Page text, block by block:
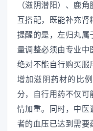
（滋阴潜阳）、鹿
互搭配，既能补充肾
提醒的是，左归丸属
量调整必须由专业中
绝对不能自行购买服
增加滋阴药材的比
分，自行用药不仅可
情加重。同时，中
者的血压已达到需要